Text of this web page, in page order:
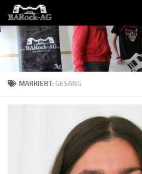
Skip to content
MARKIERT: GESANG